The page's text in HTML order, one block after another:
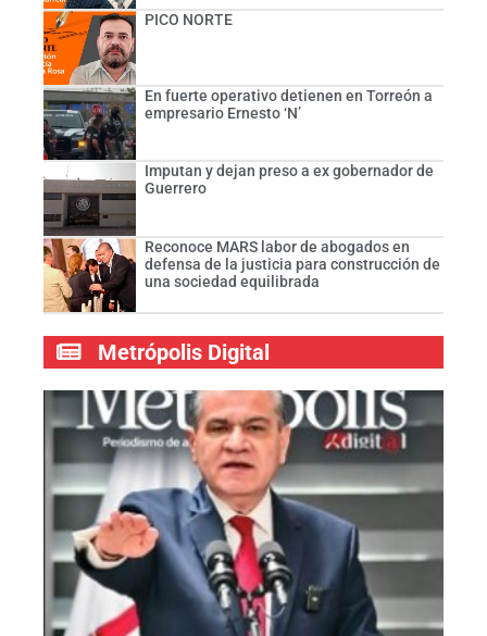
PICO NORTE
En fuerte operativo detienen en Torreón a
empresario Ernesto ‘N’
Imputan y dejan preso a ex gobernador de
Guerrero
Reconoce MARS labor de abogados en
defensa de la justicia para construcción de
una sociedad equilibrada
Metrópolis Digital